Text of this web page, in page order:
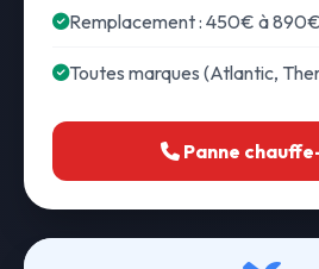
Remplacement : 450€ à
Toutes marques (Atlantic,
Panne